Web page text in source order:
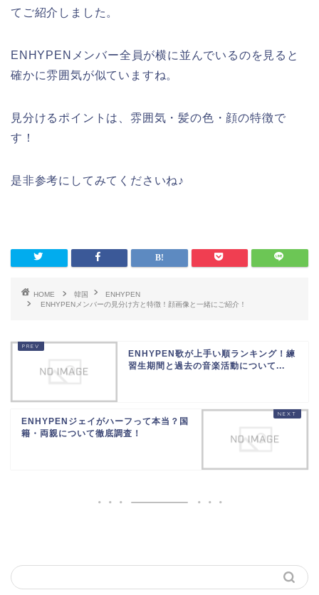
てご紹介しました。
ENHYPENメンバー全員が横に並んでいるのを見ると
確かに雰囲気が似ていますね。
見分けるポイントは、雰囲気・髪の色・顔の特徴で
す！
是非参考にしてみてくださいね♪
HOME 韓国
ENHYPEN
ENHYPENメンバーの見分け方と特徴！顔画像と一緒にご紹介！
ENHYPEN歌が上手い順ランキング！練
習生期間と過去の音楽活動について...
ENHYPENジェイがハーフって本当？国
籍・両親について徹底調査！